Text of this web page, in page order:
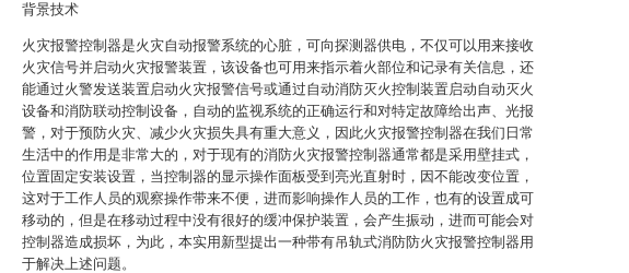
背景技术
火灾报警控制器是火灾自动报警系统的心脏，可向探测器供电，不仅可以用来接收
火灾信号并启动火灾报警装置，该设备也可用来指示着火部位和记录有关信息，还
能通过火警发送装置启动火灾报警信号或通过自动消防灭火控制装置启动自动灭火
设备和消防联动控制设备，自动的监视系统的正确运行和对特定故障给出声、光报
警，对于预防火灾、减少火灾损失具有重大意义，因此火灾报警控制器在我们日常
生活中的作用是非常大的，对于现有的消防火灾报警控制器通常都是采用壁挂式，
位置固定安装设置，当控制器的显示操作面板受到亮光直射时，因不能改变位置，
这对于工作人员的观察操作带来不便，进而影响操作人员的工作，也有的设置成可
移动的，但是在移动过程中没有很好的缓冲保护装置，会产生振动，进而可能会对
控制器造成损坏，为此，本实用新型提出一种带有吊轨式消防防火灾报警控制器用
于解决上述问题。